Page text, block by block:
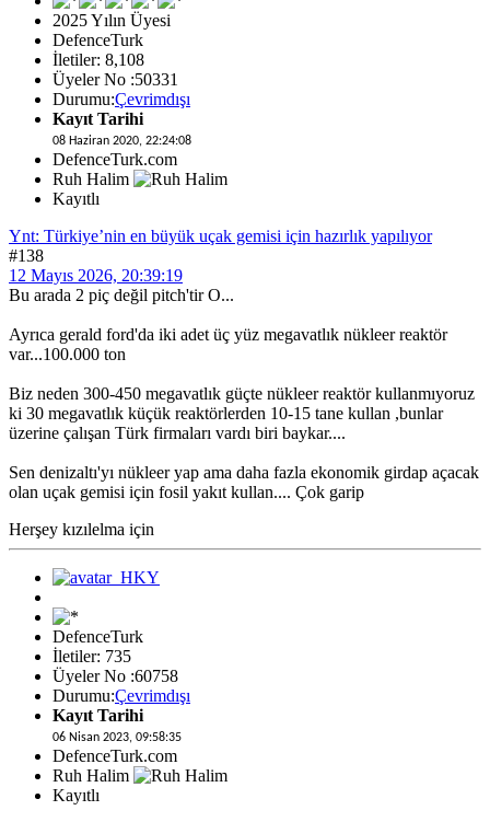
2025 Yılın Üyesi
DefenceTurk
İletiler: 8,108
Üyeler No :50331
Durumu:Çevrimdışı
Kayıt Tarihi
08 Haziran 2020, 22:24:08
DefenceTurk.com
Ruh Halim
Kayıtlı
Ynt: Türkiye’nin en büyük uçak gemisi için hazırlık yapılıyor
#138
12 Mayıs 2026, 20:39:19
Bu arada 2 piç değil pitch'tir O...
Ayrıca gerald ford'da iki adet üç yüz megavatlık nükleer reaktör
var...100.000 ton
Biz neden 300-450 megavatlık güçte nükleer reaktör kullanmıyoruz
ki 30 megavatlık küçük reaktörlerden 10-15 tane kullan ,bunlar
üzerine çalışan Türk firmaları vardı biri baykar....
Sen denizaltı'yı nükleer yap ama daha fazla ekonomik girdap açacak
olan uçak gemisi için fosil yakıt kullan.... Çok garip
Herşey kızılelma için
DefenceTurk
İletiler: 735
Üyeler No :60758
Durumu:Çevrimdışı
Kayıt Tarihi
06 Nisan 2023, 09:58:35
DefenceTurk.com
Ruh Halim
Kayıtlı